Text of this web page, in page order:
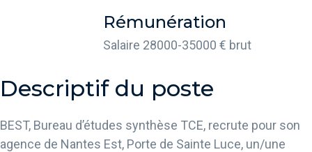
Rémunération
Salaire 28000-35000 € brut
Descriptif du poste
BEST, Bureau d’études synthèse TCE, recrute pour son
agence de Nantes Est, Porte de Sainte Luce, un/une